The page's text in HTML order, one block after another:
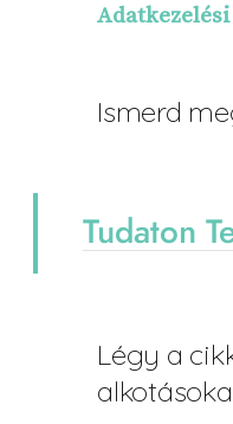
Ismerd
Tudaton
Légy a